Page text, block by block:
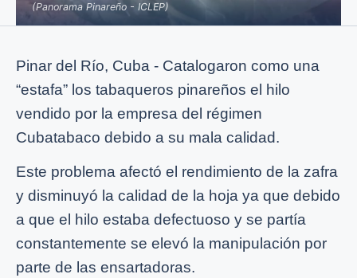
(Panorama Pinareño - ICLEP)
Pinar del Río, Cuba - Catalogaron como una
“estafa” los tabaqueros pinareños el hilo
vendido por la empresa del régimen
Cubatabaco debido a su mala calidad.
Este problema afectó el rendimiento de la zafra
y disminuyó la calidad de la hoja ya que debido
a que el hilo estaba defectuoso y se partía
constantemente se elevó la manipulación por
parte de las ensartadoras.